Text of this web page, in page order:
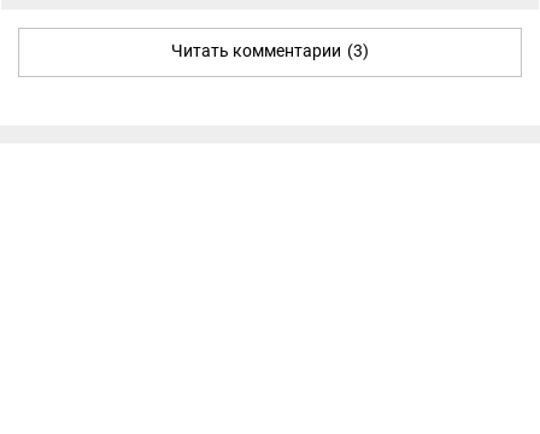
Читать комментарии (3)